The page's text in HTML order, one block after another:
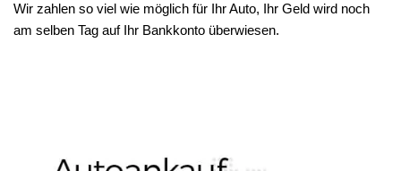
Wir zahlen so viel wie möglich für Ihr Auto, Ihr Geld wird noch
am selben Tag auf Ihr Bankkonto überwiesen.